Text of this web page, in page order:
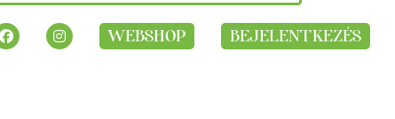
WEBSHOP BEJELENTKEZÉS